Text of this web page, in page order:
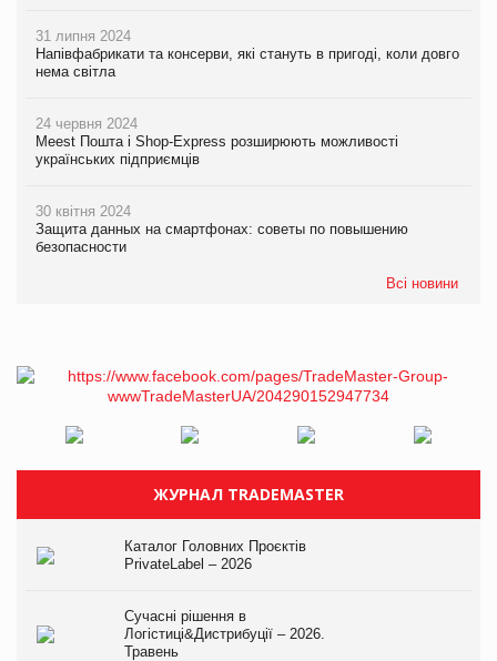
31 липня 2024
Напівфабрикати та консерви, які стануть в пригоді, коли довго
нема світла
24 червня 2024
Meest Пошта і Shop-Express розширюють можливості
українських підприємців
30 квітня 2024
Защита данных на смартфонах: советы по повышению
безопасности
Всі новини
ЖУРНАЛ TRADEMASTER
Каталог Головних Проєктів
PrivateLabel – 2026
Сучасні рішення в
Логістиці&Дистрибуції – 2026.
Травень